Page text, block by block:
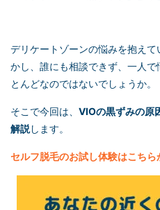
デリケートゾーンの悩みを抱え
かし、誰にも相談できず、一人
とんどなのではないでしょうか。
そこで今回は、 VIOの黒ずみの原
解説します。
セルフ脱毛のお試し体験はこちら